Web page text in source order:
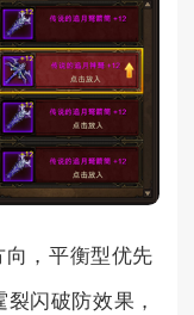
，平衡型优先
闪破防效果，